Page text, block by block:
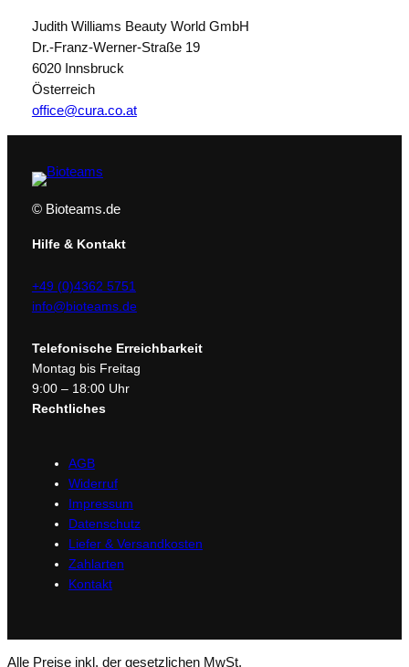
Judith Williams Beauty World GmbH
Dr.-Franz-Werner-Straße 19
6020 Innsbruck
Österreich
office@cura.co.at
© Bioteams.de
Hilfe & Kontakt
+49 (0)4362 5751
info@bioteams.de
Telefonische Erreichbarkeit
Montag bis Freitag
9:00 – 18:00 Uhr
Rechtliches
AGB
Widerruf
Impressum
Datenschutz
Liefer & Versandkosten
Zahlarten
Kontakt
Alle Preise inkl. der gesetzlichen MwSt.